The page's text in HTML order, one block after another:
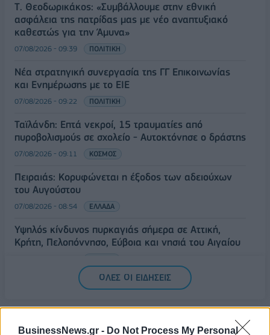
BusinessNews.gr - Do Not Process My Personal
Τ. Θεοδωρικάκος: «Συμβάλλουμε στην εθνική
ασφάλεια της πατρίδας μας με νέο αναπτυξιακό
καθεστώς για την Άμυνα»
07/08/2026 - 09:39 ΠΟΛΙΤΙΚΗ
Νέα στρατηγική συνεργασία της ΓΓ Επικοινωνίας
και Ενημέρωσης με το ΕΙΕ
07/08/2026 - 09:22 ΠΟΛΙΤΙΚΗ
Ταϊλάνδη: Επτά νεκροί, 15 τραυματίες από
πυροβολισμούς σε σχολείο - Αυτοκτόνησε ο δράστης
07/08/2026 - 09:11 ΚΟΣΜΟΣ
Πειραιάς: Κορυφώνεται η έξοδος των αδειούχων
του Αυγούστου
07/08/2026 - 08:54 ΕΛΛΑΔΑ
Υψηλός κίνδυνος πυρκαγιάς σήμερα σε Αττική,
Κρήτη, Πελοπόννησο, Εύβοια και νησιά του Αιγαίου
ΟΛΕΣ ΟΙ ΕΙΔΗΣΕΙΣ